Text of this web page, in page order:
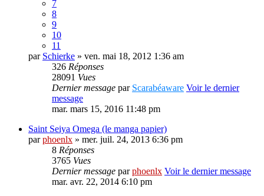
7
8
9
10
11
par Schierke » ven. mai 18, 2012 1:36 am
326 Réponses
28091 Vues
Dernier message par Scarabéaware Voir le dernier
message
mar. mars 15, 2016 11:48 pm
Saint Seiya Omega (le manga papier)
parphoenlx » mer. juil. 24, 2013 6:36 pm
8 Réponses
3765 Vues
Dernier message parphoenlx Voir le dernier message
mar. avr. 22, 2014 6:10 pm